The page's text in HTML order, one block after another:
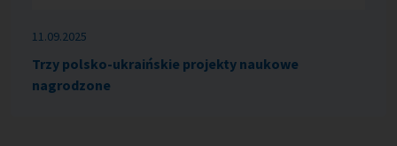
11.09.2025
Trzy polsko-ukraińskie projekty naukowe
nagrodzone